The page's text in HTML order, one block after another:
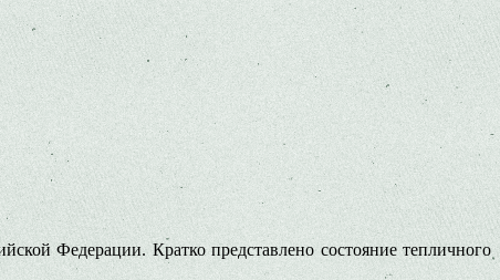
Федерации. Кратко представлено состояние тепличного